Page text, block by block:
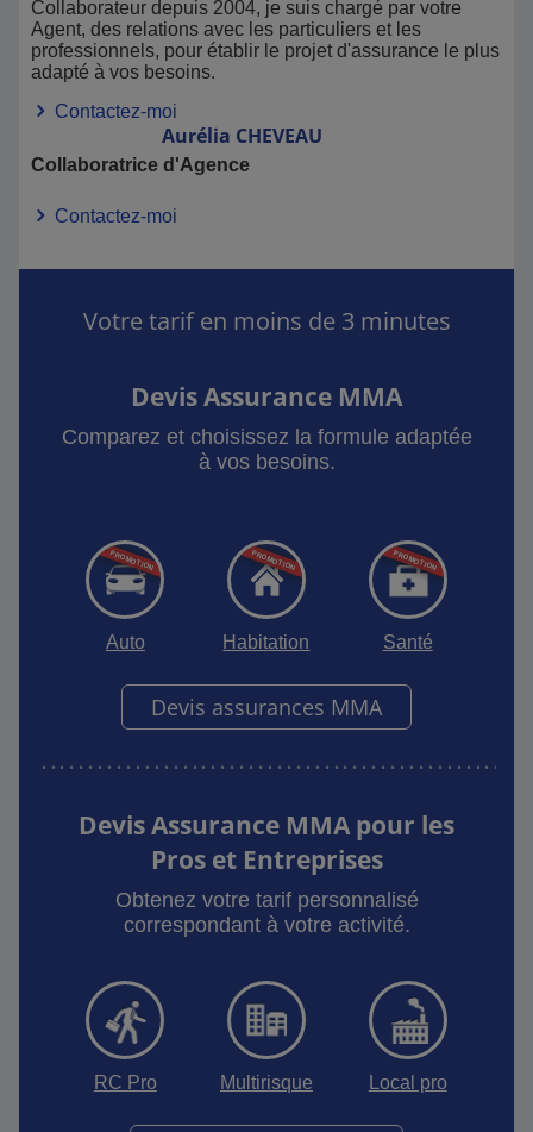
Collaborateur depuis 2004, je suis chargé par votre
Agent, des relations avec les particuliers et les
professionnels, pour établir le projet d'assurance le plus
adapté à vos besoins.
Contactez-moi
Aurélia CHEVEAU
Collaboratrice d'Agence
Contactez-moi
Votre tarif en moins de 3 minutes
Devis Assurance MMA
Comparez et choisissez la formule adaptée
à vos besoins.
Auto Habitation Santé
Devis assurances MMA
Devis Assurance MMA pour les
Pros et Entreprises
Obtenez votre tarif personnalisé
correspondant à votre activité.
RC Pro Multirisque Local pro